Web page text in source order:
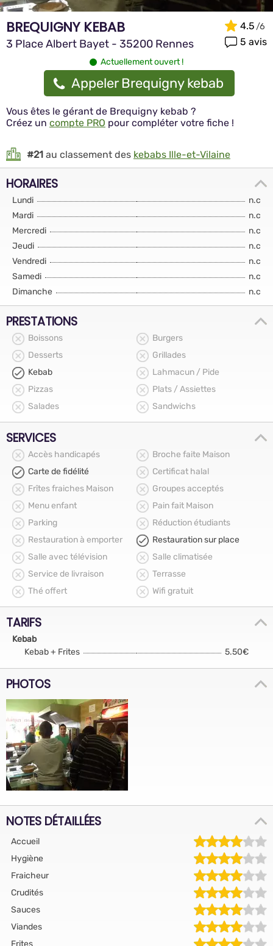
BREQUIGNY KEBAB
3 Place Albert Bayet - 35200 Rennes
4.5
5 avis
Actuellement ouvert !
Appeler Brequigny kebab
Vous êtes le gérant de Brequigny kebab ?
Créez un compte PRO pour compléter votre fiche !
#21 au classement des kebabs Ille-et-Vilaine
HORAIRES
Lundi
n.c
Mardi
n.c
Mercredi
n.c
Jeudi
n.c
Vendredi
n.c
Samedi
n.c
Dimanche
n.c
PRESTATIONS
Boissons
Burgers
Desserts
Grillades
Kebab
Lahmacun / Pide
Pizzas
Plats / Assiettes
Salades
Sandwichs
SERVICES
Accès handicapés
Broche faite Maison
Carte de fidélité
Certificat halal
Frîtes fraiches Maison
Groupes acceptés
Menu enfant
Pain fait Maison
Parking
Réduction étudiants
Restauration à emporter
Restauration sur place
Salle avec télévision
Salle climatisée
Service de livraison
Terrasse
Thé offert
Wifi gratuit
TARIFS
Kebab
Kebab + Frites
5.50€
PHOTOS
NOTES DÉTAILLÉES
Accueil
Hygiène
Fraicheur
Crudités
Sauces
Viandes
Frites